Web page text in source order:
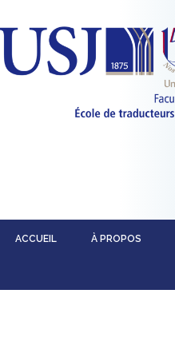
ACCUEIL À PROPOS